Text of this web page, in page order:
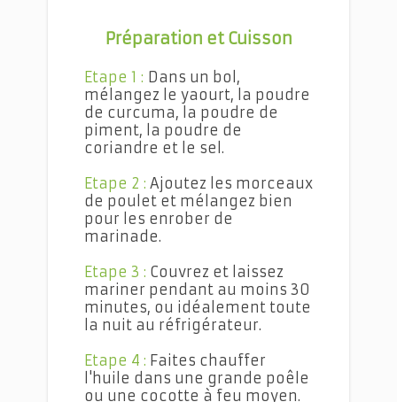
Préparation et Cuisson
Etape 1 : Dans un bol,
mélangez le yaourt, la poudre
de curcuma, la poudre de
piment, la poudre de
coriandre et le sel.
Etape 2 : Ajoutez les morceaux
de poulet et mélangez bien
pour les enrober de
marinade.
Etape 3 : Couvrez et laissez
mariner pendant au moins 30
minutes, ou idéalement toute
la nuit au réfrigérateur.
Etape 4 : Faites chauffer
l'huile dans une grande poêle
ou une cocotte à feu moyen.